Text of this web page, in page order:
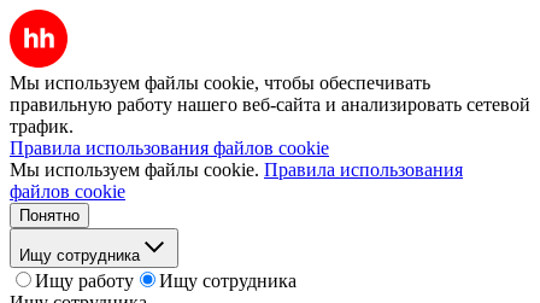
Мы используем файлы cookie, чтобы обеспечивать
правильную работу нашего веб-сайта и анализировать сетевой
трафик.
Правила использования файлов cookie
Мы используем файлы cookie. Правила использования
файлов cookie
Понятно
Ищу сотрудника
Ищу работу
Ищу сотрудника